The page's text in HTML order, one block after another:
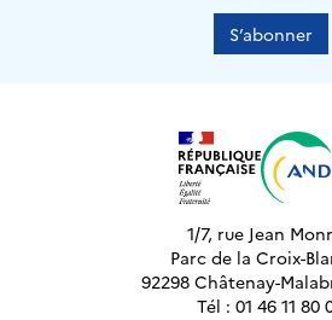
S’abonner
1/7, rue Jean
Parc de la Croix-
92298 Châtenay-
Tél : 01 46 11 80